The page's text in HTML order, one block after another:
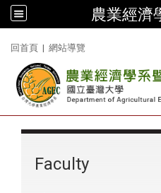
農業經濟
回首頁 | 網站導覽
Faculty